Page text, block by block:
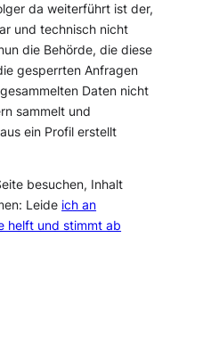
da weiterführt ist der,
und technisch nicht
die Behörde, die diese
gesperrten Anfragen
Daten nicht
sammelt und
ein Profil erstellt
besuchen, Inhalt
Leide ich an
helft und stimmt ab